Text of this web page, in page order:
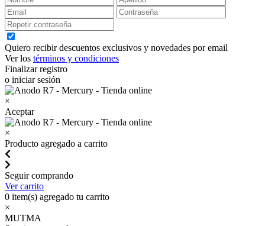
Quiero recibir descuentos exclusivos y novedades por email
Ver los términos y condiciones
Finalizar registro
o iniciar sesión
×
Aceptar
×
Producto agregado a carrito
Seguir comprando
Ver carrito
0 item(s) agregado tu carrito
×
MUTMA